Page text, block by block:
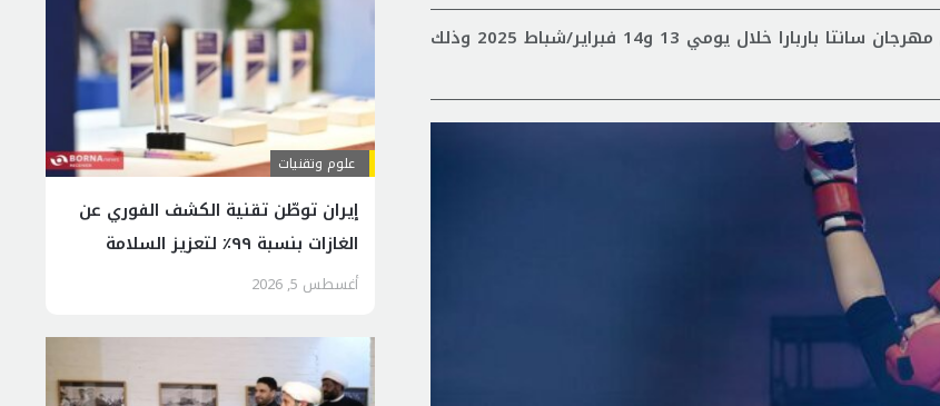
سیعرض الفيلم الوثائقي"مید غُل" من إخراج سروناز علم بیغي في مهرجان سانتا باربارا خلال یومي 13 و14 فبرایر/شباط 2025 وذلك
علوم وتقنيات
إيران توطّن تقنية الكشف الفوري عن
الغازات بنسبة ٩٩٪ لتعزيز السلامة
الصناعية
أغسطس 5, 2026